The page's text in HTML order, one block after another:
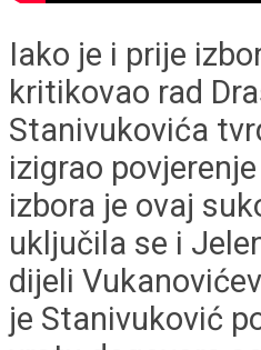
Iako je i prije
kritikovao rad
Stanivukovića
izigrao
izbora je ovaj
uključila se i
dijeli
je Stanivuković